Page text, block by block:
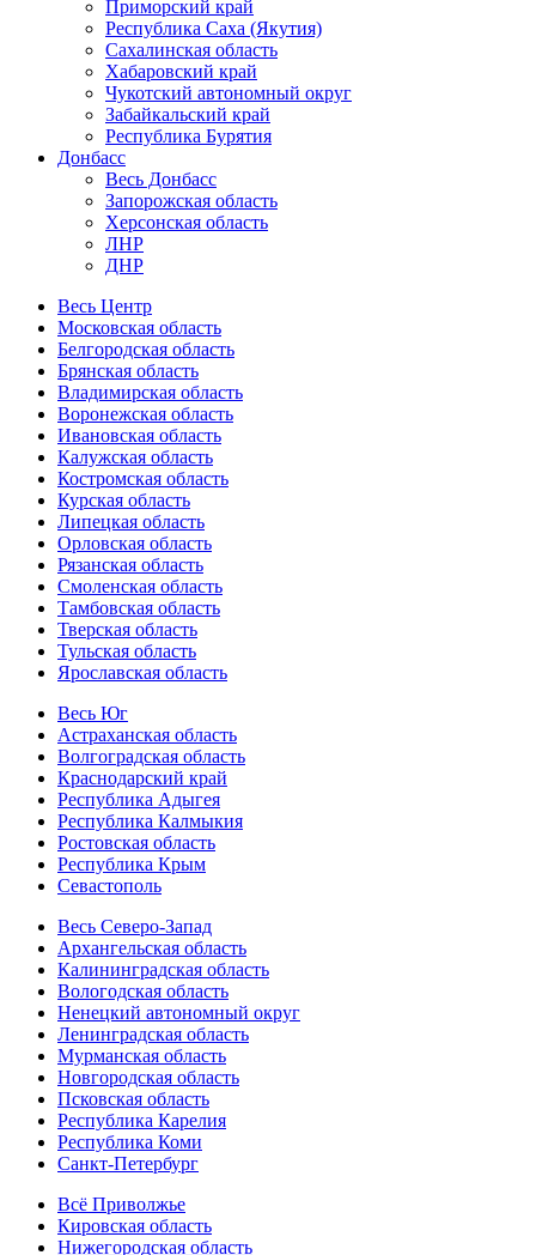
Приморский край
Республика Саха (Якутия)
Сахалинская область
Хабаровский край
Чукотский автономный округ
Забайкальский край
Республика Бурятия
Донбасс
Весь Донбасс
Запорожская область
Херсонская область
ЛНР
ДНР
Весь Центр
Московская область
Белгородская область
Брянская область
Владимирская область
Воронежская область
Ивановская область
Калужская область
Костромская область
Курская область
Липецкая область
Орловская область
Рязанская область
Смоленская область
Тамбовская область
Тверская область
Тульская область
Ярославская область
Весь Юг
Астраханская область
Волгоградская область
Краснодарский край
Республика Адыгея
Республика Калмыкия
Ростовская область
Республика Крым
Севастополь
Весь Северо-Запад
Архангельская область
Калининградская область
Вологодская область
Ненецкий автономный округ
Ленинградская область
Мурманская область
Новгородская область
Псковская область
Республика Карелия
Республика Коми
Санкт-Петербург
Всё Приволжье
Кировская область
Нижегородская область